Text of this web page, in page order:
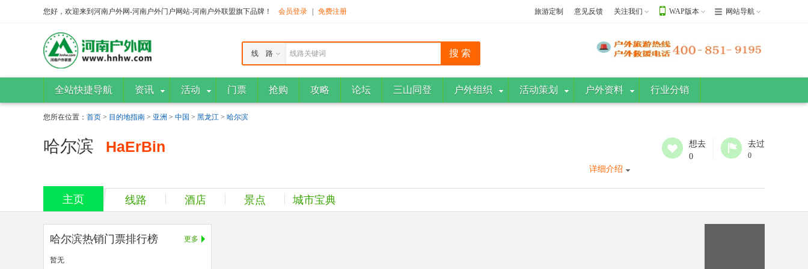
您好，欢迎来到河南户外网-河南户外门户网站-河南户外联盟旗下品牌！ 会员登录 免费注册 旅游定制 意见反馈 关注我们 WAP版本 网站导航
线路关键词
线 路
全站快捷导航 资讯 活动 门票 抢购 攻略 论坛 三山同登 户外组织 活动策划 户外资料 行业分销
您所在位置： 首页 > 目的地指南 > 亚洲 > 中国 > 黑龙江 > 哈尔滨
哈尔滨 HaErBin
想去
0
去过
0
详细介绍
主页 线路 酒店 景点 城市宝典
更多
哈尔滨热销门票排行榜
暂无